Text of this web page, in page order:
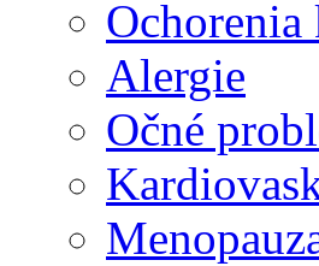
Ochorenia
Alergie
Očné